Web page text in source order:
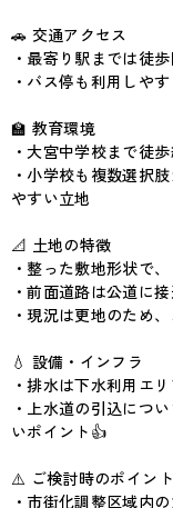
🚗 交通アクセス
・最寄り駅までは徒
・バス停も利用しや
🏫 教育環境
・大宮中学校まで徒
・小学校も複数選択
やすい立地
📐 土地の特徴
・整った敷地形状で
・前面道路は公道に
・現況は更地のため
💧 設備・インフラ
・排水は下水利用エリ
・上水道の引込につ
いポイント👍
⚠️ ご検討時のポイント
・市街化調整区域内